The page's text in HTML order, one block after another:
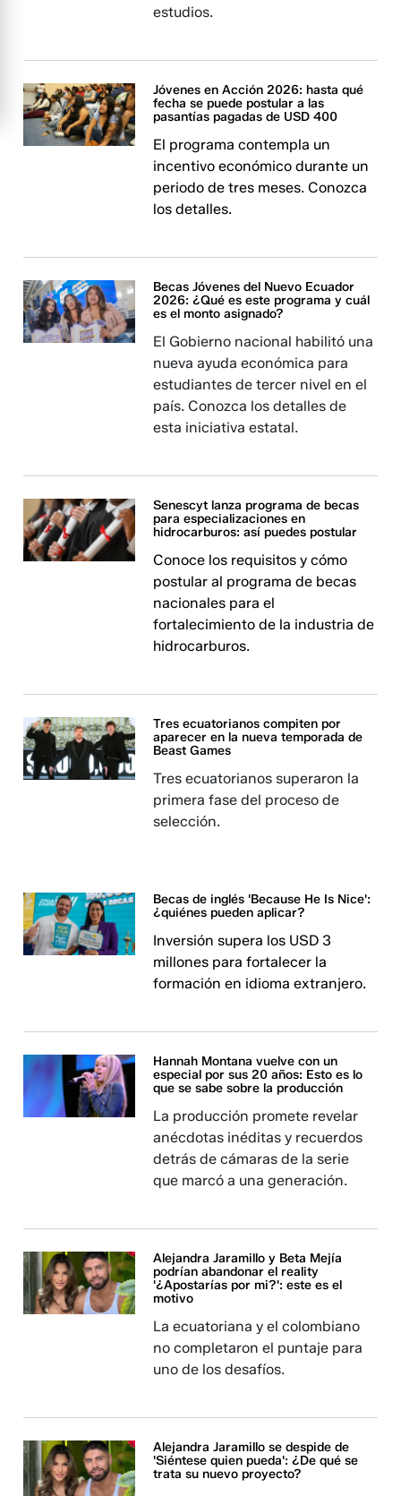
estudios.
Jóvenes en Acción 2026: hasta qué
fecha se puede postular a las
pasantías pagadas de USD 400
El programa contempla un
incentivo económico durante un
periodo de tres meses. Conozca
los detalles.
Becas Jóvenes del Nuevo Ecuador
2026: ¿Qué es este programa y cuál
es el monto asignado?
El Gobierno nacional habilitó una
nueva ayuda económica para
estudiantes de tercer nivel en el
país. Conozca los detalles de
esta iniciativa estatal.
Senescyt lanza programa de becas
para especializaciones en
hidrocarburos: así puedes postular
Conoce los requisitos y cómo
postular al programa de becas
nacionales para el
fortalecimiento de la industria de
hidrocarburos.
Tres ecuatorianos compiten por
aparecer en la nueva temporada de
Beast Games
Tres ecuatorianos superaron la
primera fase del proceso de
selección.
Becas de inglés 'Because He Is Nice':
¿quiénes pueden aplicar?
Inversión supera los USD 3
millones para fortalecer la
formación en idioma extranjero.
Hannah Montana vuelve con un
especial por sus 20 años: Esto es lo
que se sabe sobre la producción
La producción promete revelar
anécdotas inéditas y recuerdos
detrás de cámaras de la serie
que marcó a una generación.
Alejandra Jaramillo y Beta Mejía
podrían abandonar el reality
'¿Apostarías por mi?': este es el
motivo
La ecuatoriana y el colombiano
no completaron el puntaje para
uno de los desafíos.
Alejandra Jaramillo se despide de
'Siéntese quien pueda': ¿De qué se
trata su nuevo proyecto?